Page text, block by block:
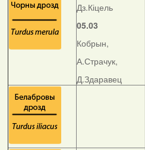
Дз.Кіцель
05.03
Кобрын,
А.Страчук,
Д.Здаравец